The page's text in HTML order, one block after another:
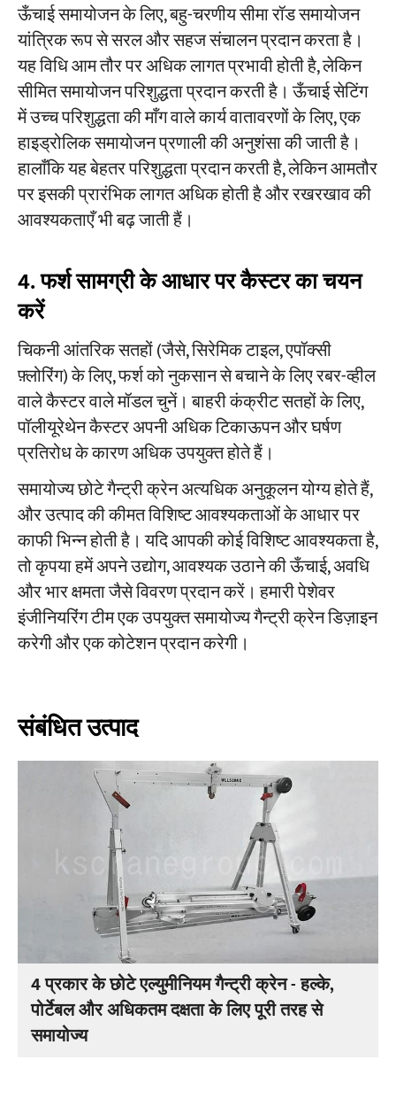
ऊँचाई समायोजन के लिए, बहु-चरणीय सीमा रॉड समायोजन
यांत्रिक रूप से सरल और सहज संचालन प्रदान करता है।
यह विधि आम तौर पर अधिक लागत प्रभावी होती है, लेकिन
सीमित समायोजन परिशुद्धता प्रदान करती है। ऊँचाई सेटिंग
में उच्च परिशुद्धता की माँग वाले कार्य वातावरणों के लिए, एक
हाइड्रोलिक समायोजन प्रणाली की अनुशंसा की जाती है।
हालाँकि यह बेहतर परिशुद्धता प्रदान करती है, लेकिन आमतौर
पर इसकी प्रारंभिक लागत अधिक होती है और रखरखाव की
आवश्यकताएँ भी बढ़ जाती हैं।
4. फर्श सामग्री के आधार पर कैस्टर का चयन
करें
चिकनी आंतरिक सतहों (जैसे, सिरेमिक टाइल, एपॉक्सी
फ़्लोरिंग) के लिए, फर्श को नुकसान से बचाने के लिए रबर-व्हील
वाले कैस्टर वाले मॉडल चुनें। बाहरी कंक्रीट सतहों के लिए,
पॉलीयूरेथेन कैस्टर अपनी अधिक टिकाऊपन और घर्षण
प्रतिरोध के कारण अधिक उपयुक्त होते हैं।
समायोज्य छोटे गैन्ट्री क्रेन अत्यधिक अनुकूलन योग्य होते हैं,
और उत्पाद की कीमत विशिष्ट आवश्यकताओं के आधार पर
काफी भिन्न होती है। यदि आपकी कोई विशिष्ट आवश्यकता है,
तो कृपया हमें अपने उद्योग, आवश्यक उठाने की ऊँचाई, अवधि
और भार क्षमता जैसे विवरण प्रदान करें। हमारी पेशेवर
इंजीनियरिंग टीम एक उपयुक्त समायोज्य गैन्ट्री क्रेन डिज़ाइन
करेगी और एक कोटेशन प्रदान करेगी।
संबंधित उत्पाद
4 प्रकार के छोटे एल्युमीनियम गैन्ट्री क्रेन - हल्के,
पोर्टेबल और अधिकतम दक्षता के लिए पूरी तरह से
समायोज्य